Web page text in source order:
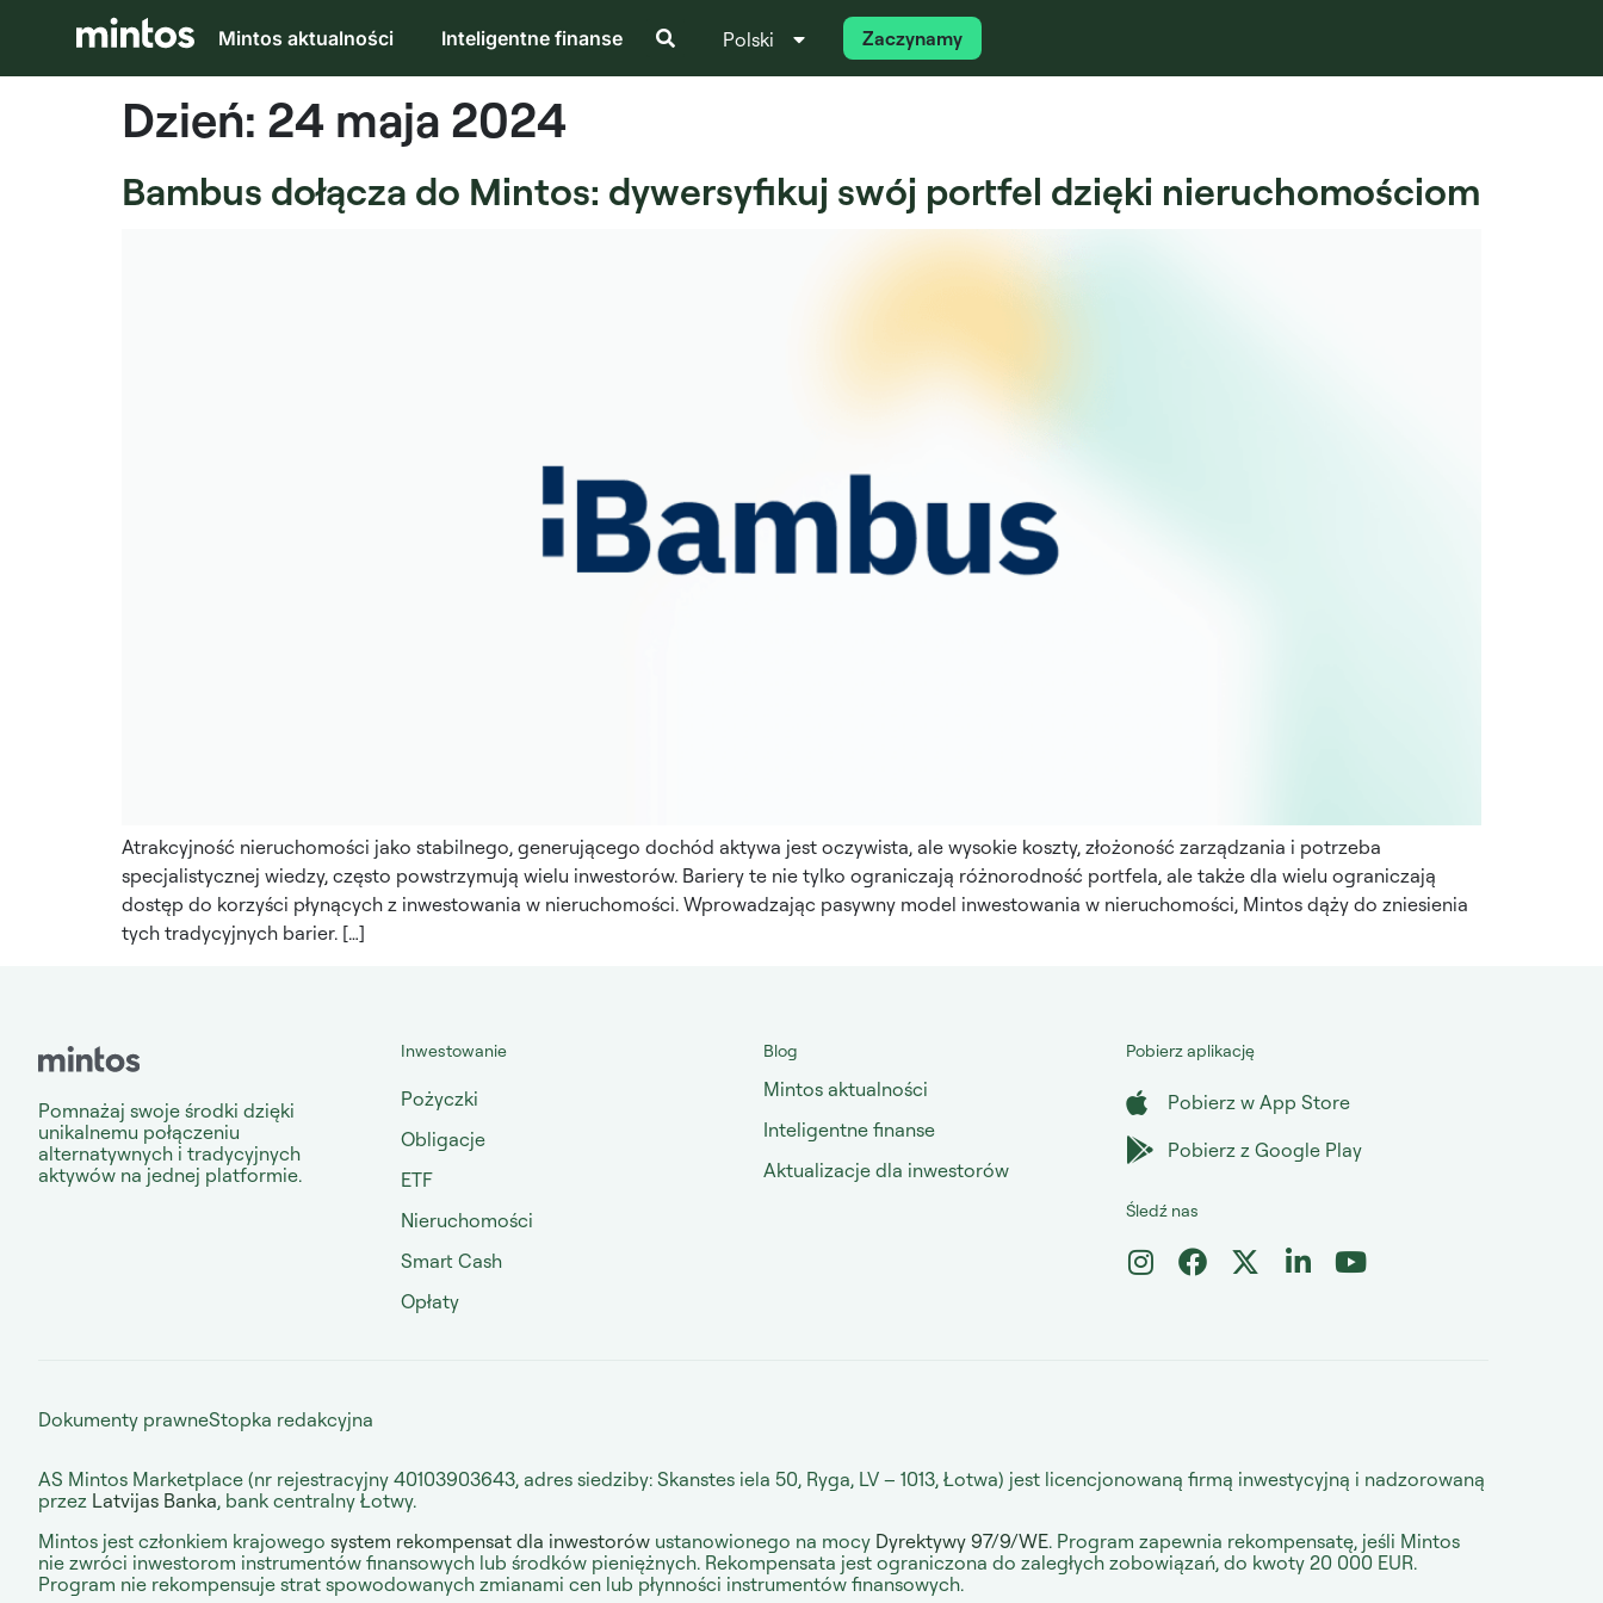
Mintos aktualności Inteligentne finanse Polski
Italiano Zaczynamy
Dzień: 24 maja 2024
Bambus dołącza do Mintos: dywersyfikuj swój portfel dzięki nieruchomościom
Atrakcyjność nieruchomości jako stabilnego, generującego dochód aktywa jest oczywista, ale wysokie koszty, złożoność zarządzania i potrzeba
specjalistycznej wiedzy, często powstrzymują wielu inwestorów. Bariery te nie tylko ograniczają różnorodność portfela, ale także dla wielu ograniczają
dostęp do korzyści płynących z inwestowania w nieruchomości. Wprowadzając pasywny model inwestowania w nieruchomości, Mintos dąży do zniesienia
tych tradycyjnych barier. […]
Pomnażaj swoje środki dzięki
unikalnemu połączeniu
alternatywnych i tradycyjnych
aktywów na jednej platformie.
Inwestowanie
Pożyczki
Obligacje
ETF
Nieruchomości
Smart Cash
Opłaty
Blog
Mintos aktualności
Inteligentne finanse
Aktualizacje dla inwestorów
Pobierz aplikację
Pobierz w App Store
Pobierz z Google Play
Śledź nas
Dokumenty prawneStopka redakcyjna
AS Mintos Marketplace (nr rejestracyjny 40103903643, adres siedziby: Skanstes iela 50, Ryga, LV – 1013, Łotwa) jest licencjonowaną firmą inwestycyjną i nadzorowaną
przez Latvijas Banka, bank centralny Łotwy.
Mintos jest członkiem krajowego system rekompensat dla inwestorów ustanowionego na mocy Dyrektywy 97/9/WE. Program zapewnia rekompensatę, jeśli Mintos
nie zwróci inwestorom instrumentów finansowych lub środków pieniężnych. Rekompensata jest ograniczona do zaległych zobowiązań, do kwoty 20 000 EUR.
Program nie rekompensuje strat spowodowanych zmianami cen lub płynności instrumentów finansowych.